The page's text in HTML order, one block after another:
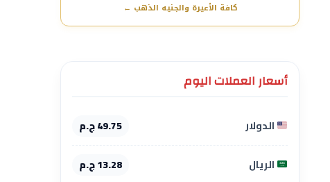
كافة الأعيرة والجنيه الذهب ←
أسعار العملات اليوم
الدولار 49.75 ج.م
الريال 13.28 ج.م